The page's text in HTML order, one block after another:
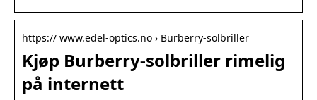
https:// www.edel-optics.no › Burberry-solbriller
Kjøp Burberry-solbriller rimelig
på internett